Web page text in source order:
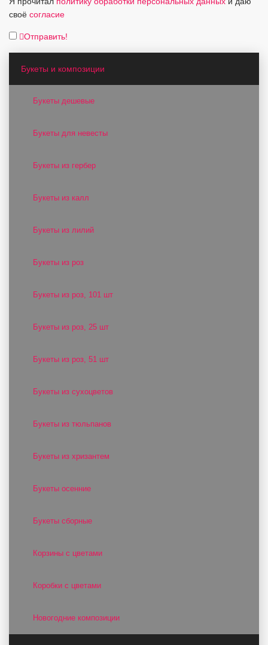
своё согласие
Отправить!
Букеты и композиции
Букеты дешевые
Букеты для невесты
Букеты из гербер
Букеты из калл
Букеты из лилий
Букеты из роз
Букеты из роз, 101 шт
Букеты из роз, 25 шт
Букеты из роз, 51 шт
Букеты из сухоцветов
Букеты из тюльпанов
Букеты из хризантем
Букеты осенние
Букеты сборные
Корзины с цветами
Коробки с цветами
Новогодние композиции